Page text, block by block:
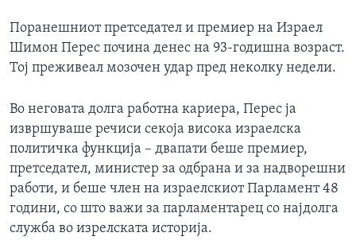
Поранешниот претседател и премиер на Израел
Шимон Перес почина денес на 93-годишна возраст.
Тој преживеал мозочен удар пред неколку недели.
Во неговата долга работна кариера, Перес ја
извршуваше речиси секоја висока израелска
политичка функција – двапати беше премиер,
претседател, министер за одбрана и за надворешни
работи, и беше член на израелскиот Парламент 48
години, со што важи за парламентарец со најдолга
служба во изрелската историја.